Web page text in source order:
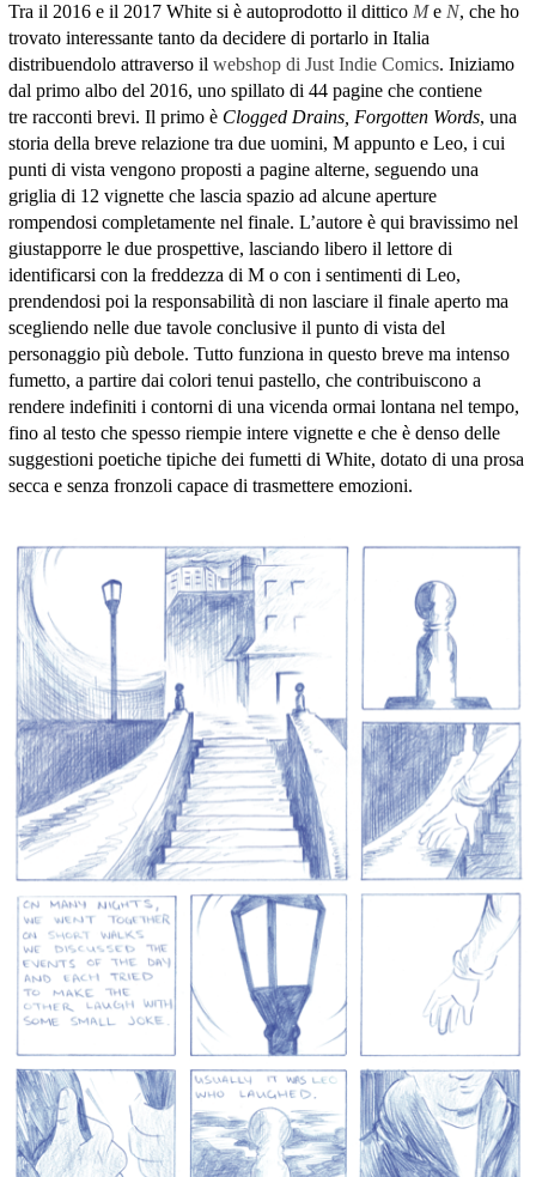
Tra il 2016 e il 2017 White si è autoprodotto il dittico Me N, che ho
trovato interessante tanto da decidere di portarlo in Italia
distribuendolo attraverso il webshop di Just Indie Comics. Iniziamo
dal primo albo del 2016, uno spillato di 44 pagine che contiene
tre racconti brevi. Il primo è Clogged Drains, Forgotten Words, una
storia della breve relazione tra due uomini, M appunto e Leo, i cui
punti di vista vengono proposti a pagine alterne, seguendo una
griglia di 12 vignette che lascia spazio ad alcune aperture
rompendosi completamente nel finale. L’autore è qui bravissimo nel
giustapporre le due prospettive, lasciando libero il lettore di
identificarsi con la freddezza di M o con i sentimenti di Leo,
prendendosi poi la responsabilità di non lasciare il finale aperto ma
scegliendo nelle due tavole conclusive il punto di vista del
personaggio più debole. Tutto funziona in questo breve ma intenso
fumetto, a partire dai colori tenui pastello, che contribuiscono a
rendere indefiniti i contorni di una vicenda ormai lontana nel tempo,
fino al testo che spesso riempie intere vignette e che è denso delle
suggestioni poetiche tipiche dei fumetti di White, dotato di una prosa
secca e senza fronzoli capace di trasmettere emozioni.